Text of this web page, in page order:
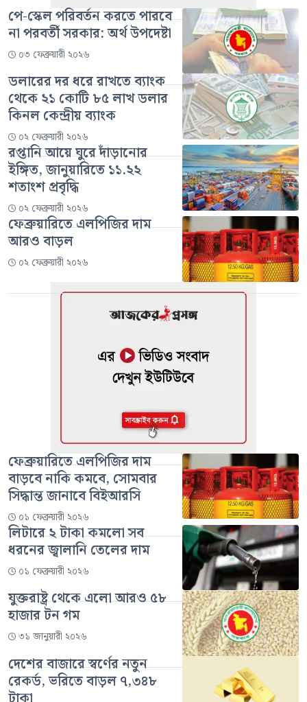
পে-স্কেল পরিবর্তন করতে পারবে
না পরবর্তী সরকার: অর্থ উপদেষ্টা
০৩ ফেব্রুয়ারী ২০২৬
ডলারের দর ধরে রাখতে ব্যাংক
থেকে ২১ কোটি ৮৫ লাখ ডলার
কিনল কেন্দ্রীয় ব্যাংক
০২ ফেব্রুয়ারী ২০২৬
রপ্তানি আয়ে ঘুরে দাঁড়ানোর
ইঙ্গিত, জানুয়ারিতে ১১.২২
শতাংশ প্রবৃদ্ধি
০২ ফেব্রুয়ারী ২০২৬
ফেব্রুয়ারিতে এলপিজির দাম
আরও বাড়ল
০২ ফেব্রুয়ারী ২০২৬
ফেব্রুয়ারিতে এলপিজির দাম
বাড়বে নাকি কমবে, সোমবার
সিদ্ধান্ত জানাবে বিইআরসি
০১ ফেব্রুয়ারী ২০২৬
লিটারে ২ টাকা কমলো সব
ধরনের জ্বালানি তেলের দাম
০১ ফেব্রুয়ারী ২০২৬
যুক্তরাষ্ট্র থেকে এলো আরও ৫৮
হাজার টন গম
৩১ জানুয়ারী ২০২৬
দেশের বাজারে স্বর্ণের নতুন
রেকর্ড, ভরিতে বাড়ল ৭,৩৪৮